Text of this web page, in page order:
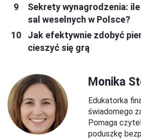
Sekrety wynagrodzenia:
sal weselnych w Polsce?
Jak efektywnie zdobyć
cieszyć się grą
Monika
Edukatorka
świadomego
Pomaga
poduszkę